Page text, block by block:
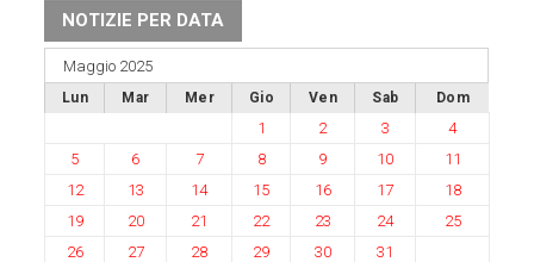
NOTIZIE PER DATA
Maggio 2025
Lun Mar Mer Gio Ven Sab Dom
1 2 3
4
5
6 7 8 9 10
11
12
13 14 15 16 17
18
19
20 21 22 23 24
25
26
27 28 29 30 31